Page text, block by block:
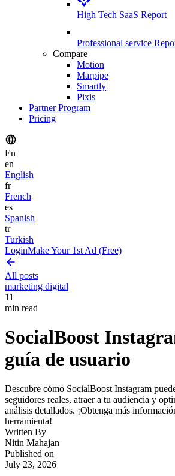
High Tech SaaS Report
Professional service
Compare
Motion
Marpipe
Smartly
Pixis
Partner Program
Pricing
En
en
English
fr
French
es
Spanish
tr
Turkish
LoginMake Your 1st Ad (Free)
All posts
marketing digital
11
min read
SocialBoost
guía de usuario
Descubre cómo SocialBoost Instagram
seguidores reales, atraer a tu audiencia y
análisis detallados. ¡Obtenga más
herramienta!
Written By
Nitin Mahajan
Published on
July 23, 2026